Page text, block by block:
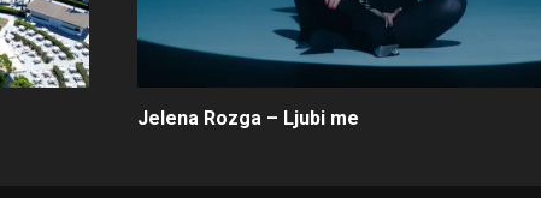
Jelena Rozga – Ljubi me